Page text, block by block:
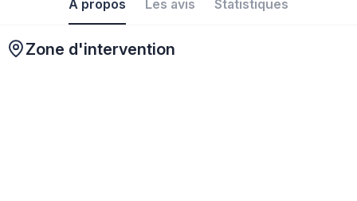
À propos Les avis Statistiques
Zone d'intervention